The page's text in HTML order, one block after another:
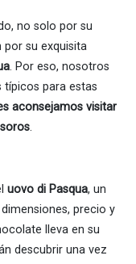
no solo por su
por su exquisita
. Por eso, nosotros
típicos para estas
aconsejamos visitar
.
uovo di Pasqua, un
precio y
lleva en su
descubrir una vez